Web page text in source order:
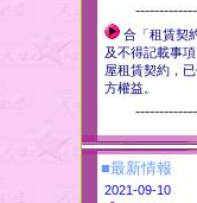
合「租賃契
及不得記載事
屋租賃契約，
方權益。
■最新情報
2021-09-10